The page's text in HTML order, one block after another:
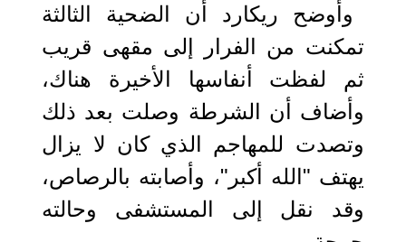
وأوضح ريكارد أن الضحية الثالثة
تمكنت من الفرار إلى مقهى قريب
ثم لفظت أنفاسها الأخيرة هناك،
وأضاف أن الشرطة وصلت بعد ذلك
وتصدت للمهاجم الذي كان لا يزال
يهتف "الله أكبر"، وأصابته بالرصاص،
وقد نقل إلى المستشفى وحالته